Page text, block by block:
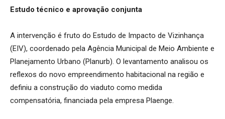
Estudo técnico e aprovação conjunta
A intervenção é fruto do Estudo de Impacto de Vizinhança
(EIV), coordenado pela Agência Municipal de Meio Ambiente e
Planejamento Urbano (Planurb). O levantamento analisou os
reflexos do novo empreendimento habitacional na região e
definiu a construção do viaduto como medida
compensatória, financiada pela empresa Plaenge.